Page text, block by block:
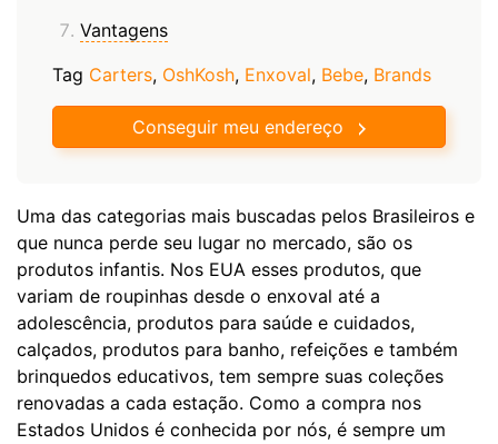
Vantagens
Tag Carters, OshKosh, Enxoval, Bebe, Brands
Conseguir meu endereço
Uma das categorias mais buscadas pelos Brasileiros e
que nunca perde seu lugar no mercado, são os
produtos infantis. Nos EUA esses produtos, que
variam de roupinhas desde o enxoval até a
adolescência, produtos para saúde e cuidados,
calçados, produtos para banho, refeições e também
brinquedos educativos, tem sempre suas coleções
renovadas a cada estação. Como a compra nos
Estados Unidos é conhecida por nós, é sempre um